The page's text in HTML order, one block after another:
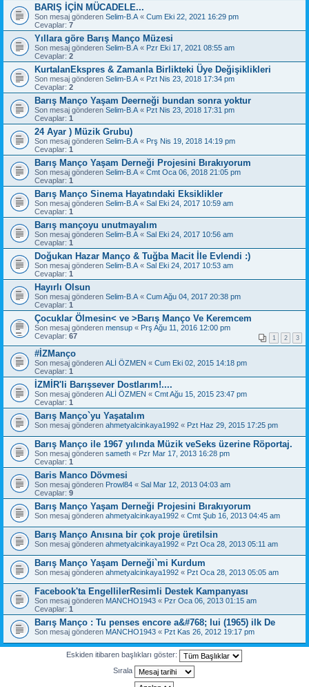
BARIŞ İÇİN MÜCADELE...
Son mesaj gönderen Selim-B.A « Cum Eki 22, 2021 16:29 pm
Cevaplar: 7
Yıllara göre Barış Manço Müzesi
Son mesaj gönderen Selim-B.A « Pzr Eki 17, 2021 08:55 am
Cevaplar: 2
KurtalanEkspres & Zamanla Birlikteki Üye Değişiklikleri
Son mesaj gönderen Selim-B.A « Pzt Nis 23, 2018 17:34 pm
Cevaplar: 2
Barış Manço Yaşam Deerneği bundan sonra yoktur
Son mesaj gönderen Selim-B.A « Pzt Nis 23, 2018 17:31 pm
Cevaplar: 1
24 Ayar ) Müzik Grubu)
Son mesaj gönderen Selim-B.A « Prş Nis 19, 2018 14:19 pm
Cevaplar: 1
Barış Manço Yaşam Derneği Projesini Bırakıyorum
Son mesaj gönderen Selim-B.A « Cmt Oca 06, 2018 21:05 pm
Cevaplar: 1
Barış Manço Sinema Hayatındaki Eksiklikler
Son mesaj gönderen Selim-B.A « Sal Eki 24, 2017 10:59 am
Cevaplar: 1
Barış mançoyu unutmayalım
Son mesaj gönderen Selim-B.A « Sal Eki 24, 2017 10:56 am
Cevaplar: 1
Doğukan Hazar Manço & Tuğba Macit İle Evlendi :)
Son mesaj gönderen Selim-B.A « Sal Eki 24, 2017 10:53 am
Cevaplar: 1
Hayırlı Olsun
Son mesaj gönderen Selim-B.A « Cum Ağu 04, 2017 20:38 pm
Cevaplar: 1
Çocuklar Ölmesin< ve >Barış Manço Ve Keremcem
Son mesaj gönderen mensup « Prş Ağu 11, 2016 12:00 pm
Cevaplar: 67 1 2 3
#İZManço
Son mesaj gönderen ALİ ÖZMEN « Cum Eki 02, 2015 14:18 pm
Cevaplar: 1
İZMİR'li Barışsever Dostlarım!....
Son mesaj gönderen ALİ ÖZMEN « Cmt Ağu 15, 2015 23:47 pm
Cevaplar: 1
Barış Manço`yu Yaşatalım
Son mesaj gönderen ahmetyalcinkaya1992 « Pzt Haz 29, 2015 17:25 pm
Barış Manço ile 1967 yılında Müzik veSeks üzerine Röportaj.
Son mesaj gönderen sameth « Pzr Mar 17, 2013 16:28 pm
Cevaplar: 1
Baris Manco Dövmesi
Son mesaj gönderen Prowl84 « Sal Mar 12, 2013 04:03 am
Cevaplar: 9
Barış Manço Yaşam Derneği Projesini Bırakıyorum
Son mesaj gönderen ahmetyalcinkaya1992 « Cmt Şub 16, 2013 04:45 am
Barış Manço Anısına bir çok proje üretilsin
Son mesaj gönderen ahmetyalcinkaya1992 « Pzt Oca 28, 2013 05:11 am
Barış Manço Yaşam Derneği`mi Kurdum
Son mesaj gönderen ahmetyalcinkaya1992 « Pzt Oca 28, 2013 05:05 am
Facebook'ta EngellilerResimli Destek Kampanyası
Son mesaj gönderen MANCHO1943 « Pzr Oca 06, 2013 01:15 am
Cevaplar: 1
Barış Manço : Tu penses encore a&#768; lui (1965) ilk De
Son mesaj gönderen MANCHO1943 « Pzt Kas 26, 2012 19:17 pm
Eskiden itibaren başlıkları göster:
Sırala